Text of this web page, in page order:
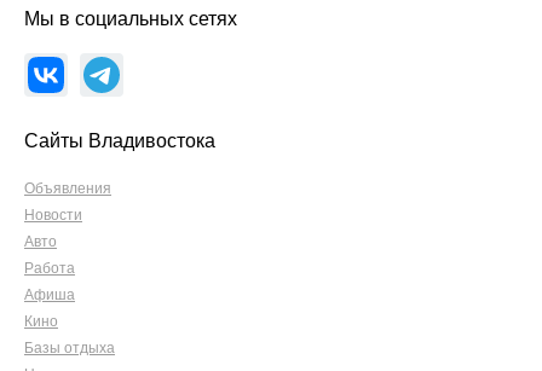
Мы в социальных сетях
Сайты Владивостока
Объявления
Новости
Авто
Работа
Афиша
Кино
Базы отдыха